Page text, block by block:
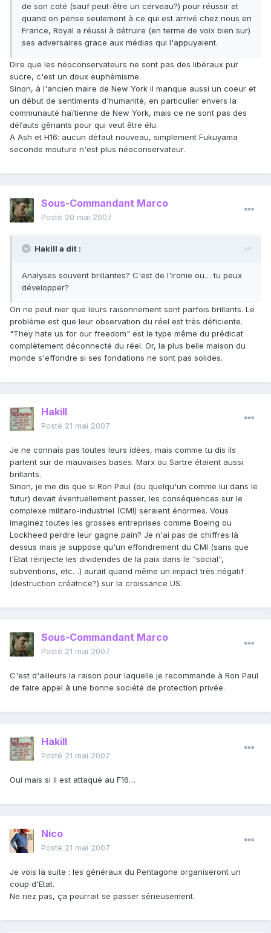
de son coté (sauf peut-être un cerveau?) pour réussir et
quand on pense seulement à ce qui est arrivé chez nous en
France, Royal a réussi à détruire (en terme de voix bien sur)
ses adversaires grace aux médias qui l'appuyaient.
Dire que les néoconservateurs ne sont pas des libéraux pur
sucre, c'est un doux euphémisme.
Sinon, à l'ancien maire de New York il manque aussi un coeur et
un début de sentiments d'humanité, en particulier envers la
communauté haïtienne de New York, mais ce ne sont pas des
défauts gênants pour qui veut être élu.
A Ash et H16: aucun défaut nouveau, simplement Fukuyama
seconde mouture n'est plus néoconservateur.
Sous-Commandant Marco
Posté 20 mai 2007
Hakill a dit :
Analyses souvent brillantes? C'est de l'ironie ou… tu peux
développer?
On ne peut nier que leurs raisonnement sont parfois brillants. Le
problème est que leur observation du réel est très déficiente.
"They hate us for our freedom" est le type même du prédicat
complètement déconnecté du réel. Or, la plus belle maison du
monde s'effondre si ses fondations ne sont pas solides.
Hakill
Posté 21 mai 2007
Je ne connais pas toutes leurs idées, mais comme tu dis ils
partent sur de mauvaises bases. Marx ou Sartre étaient aussi
brillants.
Sinon, je me dis que si Ron Paul (ou quelqu'un comme lui dans le
futur) devait éventuellement passer, les conséquences sur le
complexe militaro-industriel (CMI) seraient énormes. Vous
imaginez toutes les grosses entreprises comme Boeing ou
Lockheed perdre leur gagne pain? Je n'ai pas de chiffres là
dessus mais je suppose qu'un effondrement du CMI (sans que
l'Etat réinjecte les dividendes de la paix dans le "social",
subventions, etc…) aurait quand même un impact très négatif
(destruction créatrice?) sur la croissance US.
Sous-Commandant Marco
Posté 21 mai 2007
C'est d'ailleurs la raison pour laquelle je recommande à Ron Paul
de faire appel à une bonne société de protection privée.
Hakill
Posté 21 mai 2007
Oui mais si il est attaqué au F16…
Nico
Posté 21 mai 2007
Je vois la suite : les généraux du Pentagone organiseront un
coup d'Etat.
Ne riez pas, ça pourrait se passer sérieusement.